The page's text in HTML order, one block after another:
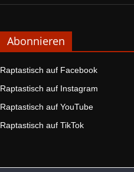
Abonnieren
Raptastisch auf Facebook
Raptastisch auf Instagram
Raptastisch auf YouTube
Raptastisch auf TikTok